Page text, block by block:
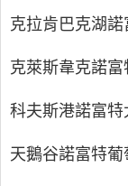
克拉肯巴克湖
克萊斯韋克諾
科夫斯港諾富
天鵝谷諾富特